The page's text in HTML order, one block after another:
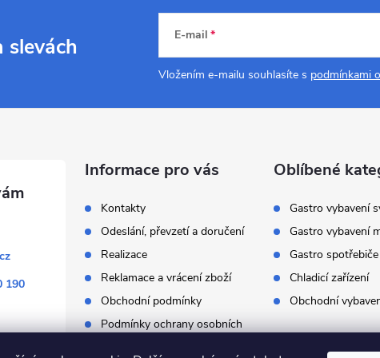
slevách E-mail
Vložením e-mailu souhlasíte s podmínkami
190
Informace pro vás
Kontakty
Odeslání, převzetí a doručení
Realizace
Reklamace a vrácení zboží
Obchodní podmínky
Podmínky ochrany osobních
údajů
Oblíbené
Gastro vybavení
Gastro vybavení
Gastro
Chladicí zařízení
Obchodní